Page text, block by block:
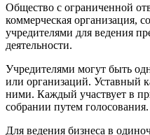
Общество с ограниченной
коммерческая организация,
учредителями для ведения
деятельности.
Учредителями могут быть
или организаций. Уставный
ними. Каждый участвует в
собрании путем голосования.
Для ведения бизнеса в